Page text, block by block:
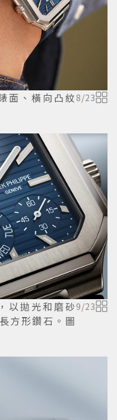
面、橫向凸紋 8/23
以拋光和磨砂
方形鑽石。圖
9/23